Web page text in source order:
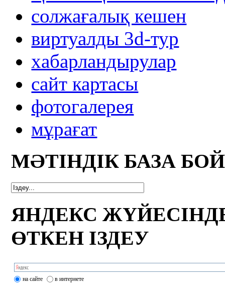
солжағалық кешен
виртуалды 3d-тур
xабарландырулар
сайт картасы
фотогалерея
мұрағат
МӘТІНДІК БАЗА
ЯНДЕКС
ӨТКЕН ІЗДЕУ
на сайте в интернете